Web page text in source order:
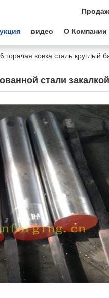
видео О Компании
горячая ковка сталь круглый
стали